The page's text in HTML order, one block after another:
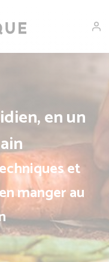
en un
et
manger au